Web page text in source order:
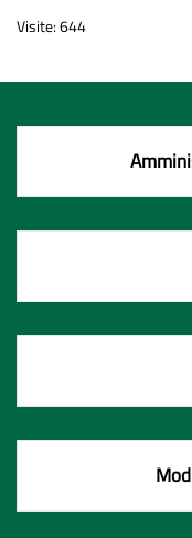
Visite: 644